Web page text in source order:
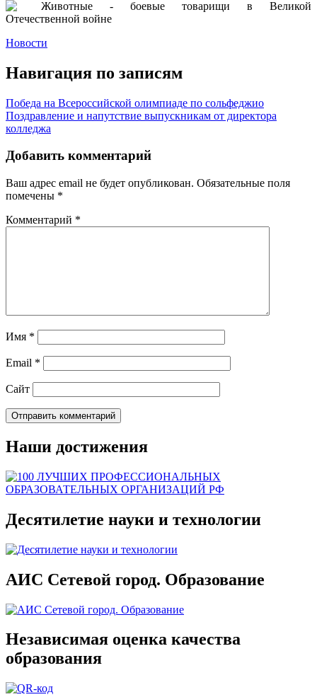
Новости
Навигация по записям
Победа на Всероссийской олимпиаде по сольфеджио
Поздравление и напутствие выпускникам от директора
колледжа
Добавить комментарий
Ваш адрес email не будет опубликован. Обязательные поля
помечены *
Комментарий *
Имя *
Email *
Сайт
Наши достижения
Десятилетие науки и технологии
АИС Сетевой город. Образование
Независимая оценка качества
образования